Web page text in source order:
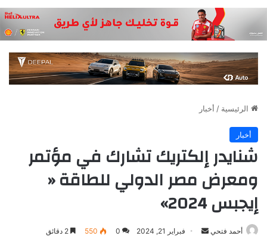
الرئيسية / أخبار
أخبار
شنايدر إلكتريك تشارك في مؤتمر
ومعرض مصر الدولي للطاقة «
إيجبس 2024»
أحمد فتحي
أرسل فبراير 21, 2024 0
550